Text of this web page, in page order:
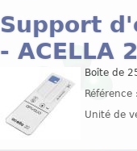
Support
- ACELLA
Boîte de
Unité de